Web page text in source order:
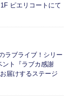
ピエリコートにて
ラブライブ！シリー
ント『ラブカ感謝
届けするステージ